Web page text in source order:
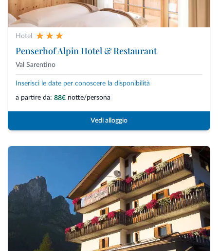
Hotel
Penserhof Alpin Hotel & Restaurant
Val Sarentino
Inserisci le date per conoscere la disponibilità
a partire da: 88€ notte/persona
Vedi alloggio